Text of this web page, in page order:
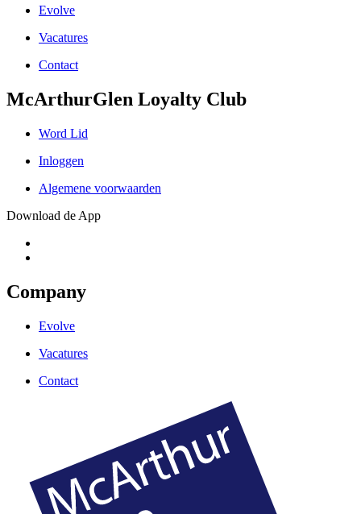
Evolve
Vacatures
Contact
McArthurGlen Loyalty Club
Word Lid
Inloggen
Algemene voorwaarden
Download de App
Company
Evolve
Vacatures
Contact